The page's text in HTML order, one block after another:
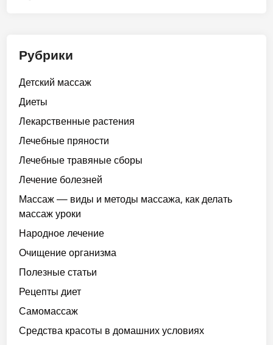
Рубрики
Детский массаж
Диеты
Лекарственные растения
Лечебные пряности
Лечебные травяные сборы
Лечение болезней
Массаж — виды и методы массажа, как делать
массаж уроки
Народное лечение
Очищение организма
Полезные статьи
Рецепты диет
Самомассаж
Средства красоты в домашних условиях